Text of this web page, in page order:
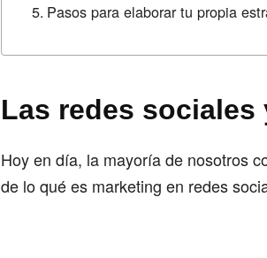
Pasos para elaborar tu propia
Las redes
Hoy en día, la mayoría de nosotros
de lo qué es marketing en redes